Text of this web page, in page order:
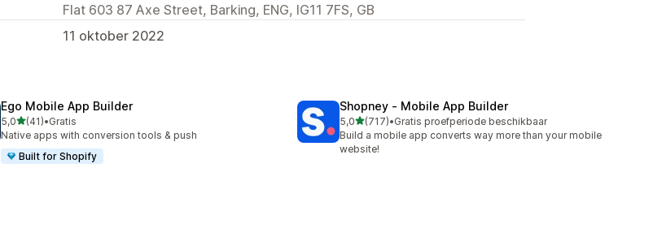
Flat 603 87 Axe Street, Barking, ENG, IG11 7FS, GB
11 oktober 2022
Ego Mobile App Builder
5,0van 5 sterren
(41)
41 recensies in totaal
•Gratis
Native apps with conversion tools & push
Built for Shopify
Shopney ‑ Mobile App Builder
5,0van 5 sterren
(717)
717 recensies in totaal
•Gratis proefperiode beschikbaar
Build a mobile app converts way more than your mobile
website!